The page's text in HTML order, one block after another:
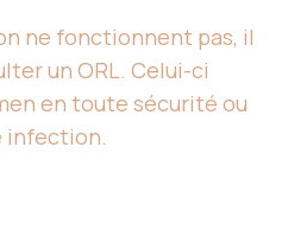
ne fonctionnent pas, il
un ORL. Celui-ci
en toute sécurité ou
infection.